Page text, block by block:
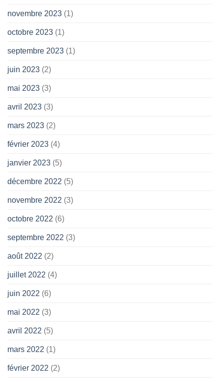
novembre 2023 (1)
octobre 2023 (1)
septembre 2023 (1)
juin 2023 (2)
mai 2023 (3)
avril 2023 (3)
mars 2023 (2)
février 2023 (4)
janvier 2023 (5)
décembre 2022 (5)
novembre 2022 (3)
octobre 2022 (6)
septembre 2022 (3)
août 2022 (2)
juillet 2022 (4)
juin 2022 (6)
mai 2022 (3)
avril 2022 (5)
mars 2022 (1)
février 2022 (2)